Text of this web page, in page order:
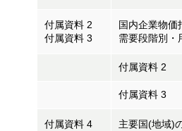
付属資料 2
付属資料 3
国内企業物価
需要段階別・
付属資料 2
付属資料 3
付属資料 4
主要国(地域)